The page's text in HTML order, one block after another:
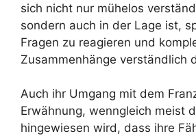
sich nicht nur mühelos
sondern auch in der Lage ist,
Fragen zu reagieren und
Zusammenhänge verständlich
Auch ihr Umgang mit dem
Erwähnung, wenngleich meist
hingewiesen wird, dass ihre